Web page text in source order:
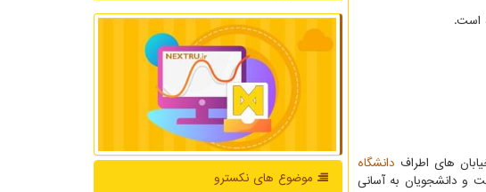
است.
های اطراف دانشگاه
و دانشجویان به آسانی
موضوع های نكسترو